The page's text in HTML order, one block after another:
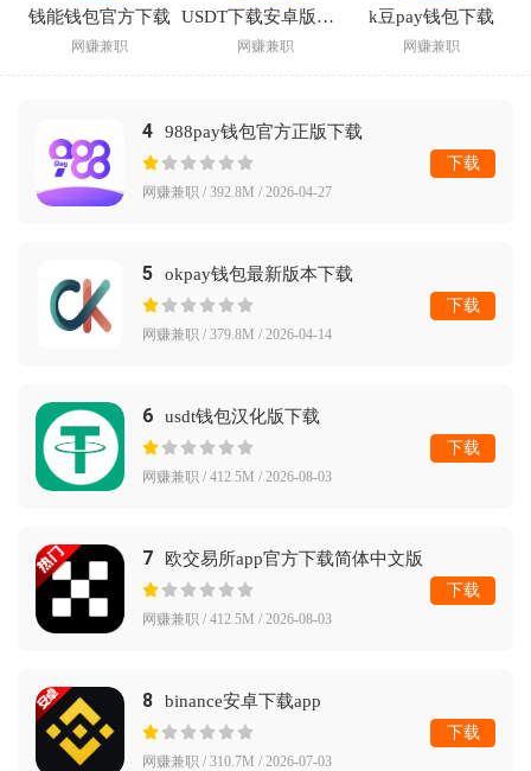
钱能钱包官方下载
网赚兼职
USDT下载安卓版免费安装
网赚兼职
k豆pay钱包下载
网赚兼职
4 988pay钱包官方正版下载
网赚兼职 / 392.8M / 2026-04-27
下载
5 okpay钱包最新版本下载
网赚兼职 / 379.8M / 2026-04-14
下载
6 usdt钱包汉化版下载
网赚兼职 / 412.5M / 2026-08-03
下载
7 欧交易所app官方下载简体中文版
网赚兼职 / 412.5M / 2026-08-03
下载
8 binance安卓下载app
网赚兼职 / 310.7M / 2026-07-03
下载